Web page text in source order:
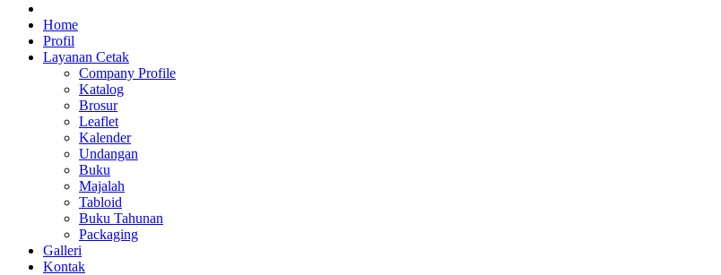
Mitra Media Percetakan Bekasi 0813-1670-6191
0813-1670-6191 (Call/WA) Perusahaan Tempat Alamat Jasa Pusat Percetakan Bekasi Barat Timur Utara Selatan Murah 24 Jam
Home
Profil
Layanan Cetak
Company Profile
Katalog
Brosur
Leaflet
Kalender
Undangan
Buku
Majalah
Tabloid
Buku Tahunan
Packaging
Galleri
Kontak